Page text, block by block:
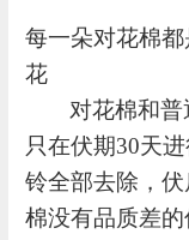
每一朵对花棉
花
对花棉和普
只在伏期30天
铃全部去除，
棉没有品质差